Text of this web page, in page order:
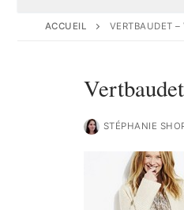
ACCUEIL VERTBAUDET –
STÉPHANIE